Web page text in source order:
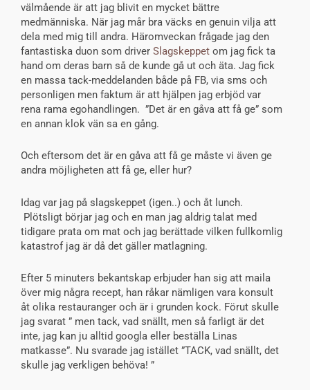
välmående är att jag blivit en mycket bättre
medmänniska. När jag mår bra väcks en genuin vilja att
dela med mig till andra. Häromveckan frågade jag den
fantastiska duon som driver Slagskeppet om jag fick ta
hand om deras barn så de kunde gå ut och äta. Jag fick
en massa tack-meddelanden både på FB, via sms och
personligen men faktum är att hjälpen jag erbjöd var
rena rama egohandlingen. ”Det är en gåva att få ge” som
en annan klok vän sa en gång.
Och eftersom det är en gåva att få ge måste vi även ge
andra möjligheten att få ge, eller hur?
Idag var jag på slagskeppet (igen..) och åt lunch.
Plötsligt börjar jag och en man jag aldrig talat med
tidigare prata om mat och jag berättade vilken fullkomlig
katastrof jag är då det gäller matlagning.
Efter 5 minuters bekantskap erbjuder han sig att maila
över mig några recept, han råkar nämligen vara konsult
åt olika restauranger och är i grunden kock. Förut skulle
jag svarat ” men tack, vad snällt, men så farligt är det
inte, jag kan ju alltid googla eller beställa Linas
matkasse”. Nu svarade jag istället ”TACK, vad snällt, det
skulle jag verkligen behöva! ”